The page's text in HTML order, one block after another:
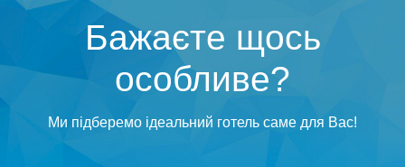
Бажаєте щось
особливе?
Ми підберемо ідеальний готель саме для Вас!